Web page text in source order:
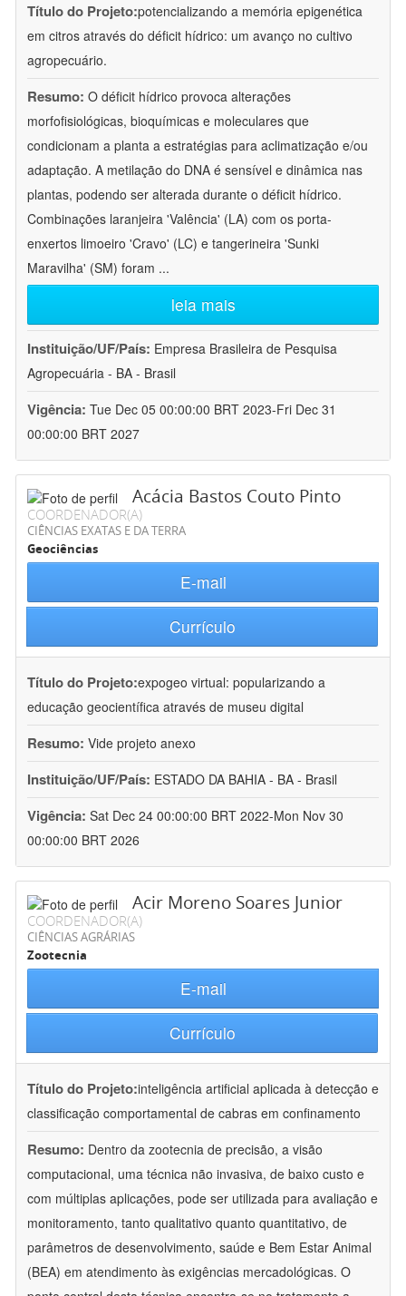
Título do Projeto:potencializando a memória epigenética
em citros através do déficit hídrico: um avanço no cultivo
agropecuário.
Resumo: O déficit hídrico provoca alterações
morfofisiológicas, bioquímicas e moleculares que
condicionam a planta a estratégias para aclimatização e/ou
adaptação. A metilação do DNA é sensível e dinâmica nas
plantas, podendo ser alterada durante o déficit hídrico.
Combinações laranjeira 'Valência' (LA) com os porta-
enxertos limoeiro 'Cravo' (LC) e tangerineira 'Sunki
Maravilha' (SM) foram ...
leia mais
Instituição/UF/País: Empresa Brasileira de Pesquisa
Agropecuária - BA - Brasil
Vigência: Tue Dec 05 00:00:00 BRT 2023-Fri Dec 31
00:00:00 BRT 2027
Acácia Bastos Couto Pinto
COORDENADOR(A)
CIÊNCIAS EXATAS E DA TERRA
Geociências
E-mail
Currículo
Título do Projeto:expogeo virtual: popularizando a
educação geocientífica através de museu digital
Resumo: Vide projeto anexo
Instituição/UF/País: ESTADO DA BAHIA - BA - Brasil
Vigência: Sat Dec 24 00:00:00 BRT 2022-Mon Nov 30
00:00:00 BRT 2026
Acir Moreno Soares Junior
COORDENADOR(A)
CIÊNCIAS AGRÁRIAS
Zootecnia
E-mail
Currículo
Título do Projeto:inteligência artificial aplicada à detecção e
classificação comportamental de cabras em confinamento
Resumo: Dentro da zootecnia de precisão, a visão
computacional, uma técnica não invasiva, de baixo custo e
com múltiplas aplicações, pode ser utilizada para avaliação e
monitoramento, tanto qualitativo quanto quantitativo, de
parâmetros de desenvolvimento, saúde e Bem Estar Animal
(BEA) em atendimento às exigências mercadológicas. O